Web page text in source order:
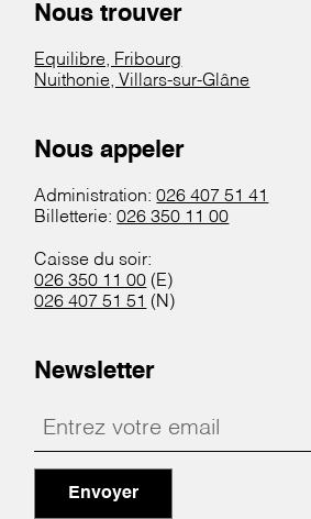
Nous trouver
Equilibre, Fribourg
Nuithonie, Villars-sur-Glâne
Nous appeler
Administration:026 407 51 41
Billetterie:026 350 11 00
Caisse du soir:
026 350 11 00 (E)
026 407 51 51 (N)
Newsletter
Envoyer